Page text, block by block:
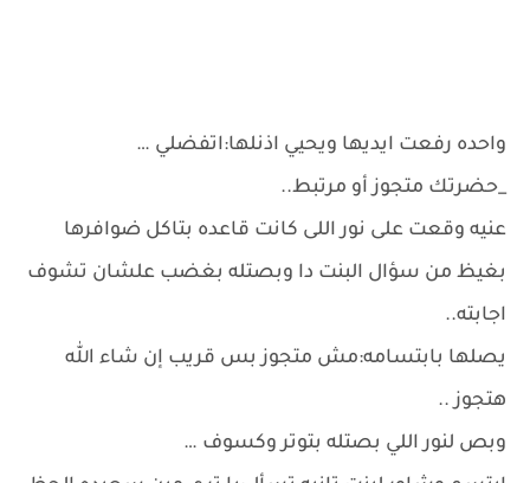
واحده رفعت ايديها ويحيي اذنلها:اتفضلي …
_حضرتك متجوز أو مرتبط..
عنيه وقعت على نور اللى كانت قاعده بتاكل ضوافرها
بغيظ من سؤال البنت دا وبصتله بغضب علشان تشوف
اجابته..
يصلها بابتسامه:مش متجوز بس قريب إن شاء الله
هتجوز ..
وبص لنور اللي بصتله بتوتر وكسوف …